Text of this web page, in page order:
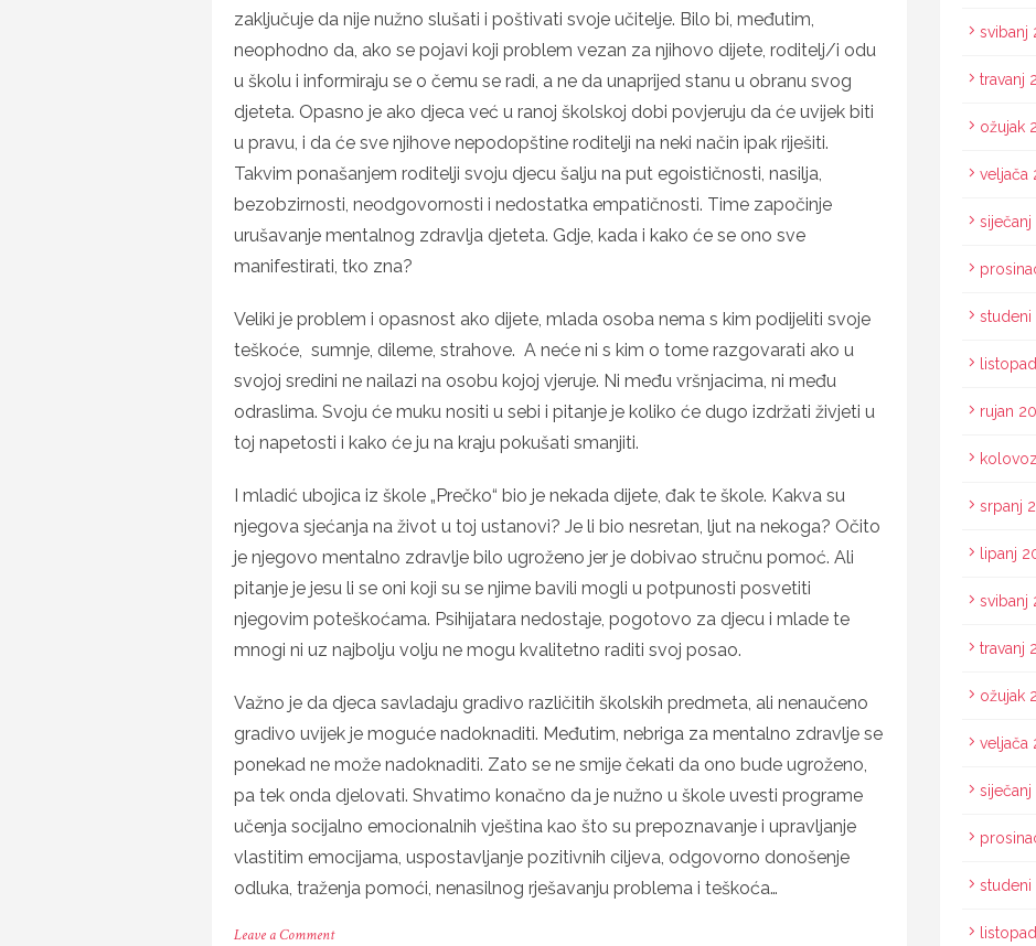
zaključuje da nije nužno slušati i poštivati svoje učitelje. Bilo bi, međutim,
neophodno da, ako se pojavi koji problem vezan za njihovo dijete, roditelj/i odu
u školu i informiraju se o čemu se radi, a ne da unaprijed stanu u obranu svog
djeteta. Opasno je ako djeca već u ranoj školskoj dobi povjeruju da će uvijek biti
u pravu, i da će sve njihove nepodopštine roditelji na neki način ipak riješiti.
Takvim ponašanjem roditelji svoju djecu šalju na put egoističnosti, nasilja,
bezobzirnosti, neodgovornosti i nedostatka empatičnosti. Time započinje
urušavanje mentalnog zdravlja djeteta. Gdje, kada i kako će se ono sve
manifestirati, tko zna?
Veliki je problem i opasnost ako dijete, mlada osoba nema s kim podijeliti svoje
teškoće, sumnje, dileme, strahove. A neće ni s kim o tome razgovarati ako u
svojoj sredini ne nailazi na osobu kojoj vjeruje. Ni među vršnjacima, ni među
odraslima. Svoju će muku nositi u sebi i pitanje je koliko će dugo izdržati živjeti u
toj napetosti i kako će ju na kraju pokušati smanjiti.
I mladić ubojica iz škole „Prečko“ bio je nekada dijete, đak te škole. Kakva su
njegova sjećanja na život u toj ustanovi? Je li bio nesretan, ljut na nekoga? Očito
je njegovo mentalno zdravlje bilo ugroženo jer je dobivao stručnu pomoć. Ali
pitanje je jesu li se oni koji su se njime bavili mogli u potpunosti posvetiti
njegovim poteškoćama. Psihijatara nedostaje, pogotovo za djecu i mlade te
mnogi ni uz najbolju volju ne mogu kvalitetno raditi svoj posao.
Važno je da djeca savladaju gradivo različitih školskih predmeta, ali nenaučeno
gradivo uvijek je moguće nadoknaditi. Međutim, nebriga za mentalno zdravlje se
ponekad ne može nadoknaditi. Zato se ne smije čekati da ono bude ugroženo,
pa tek onda djelovati. Shvatimo konačno da je nužno u škole uvesti programe
učenja socijalno emocionalnih vještina kao što su prepoznavanje i upravljanje
vlastitim emocijama, uspostavljanje pozitivnih ciljeva, odgovorno donošenje
odluka, traženja pomoći, nenasilnog rješavanju problema i teškoća…
Leave a Commenton
svibanj
travanj
ožujak
veljača
studeni
rujan
srpanj
lipanj
svibanj
travanj
ožujak
veljača
siječanj
studeni